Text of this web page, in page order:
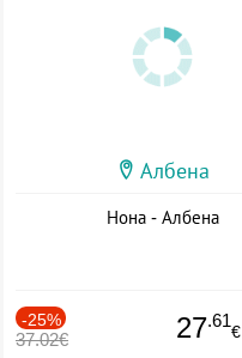
Албена
Нона - Албена
-25%
37.02€ 27.61
€